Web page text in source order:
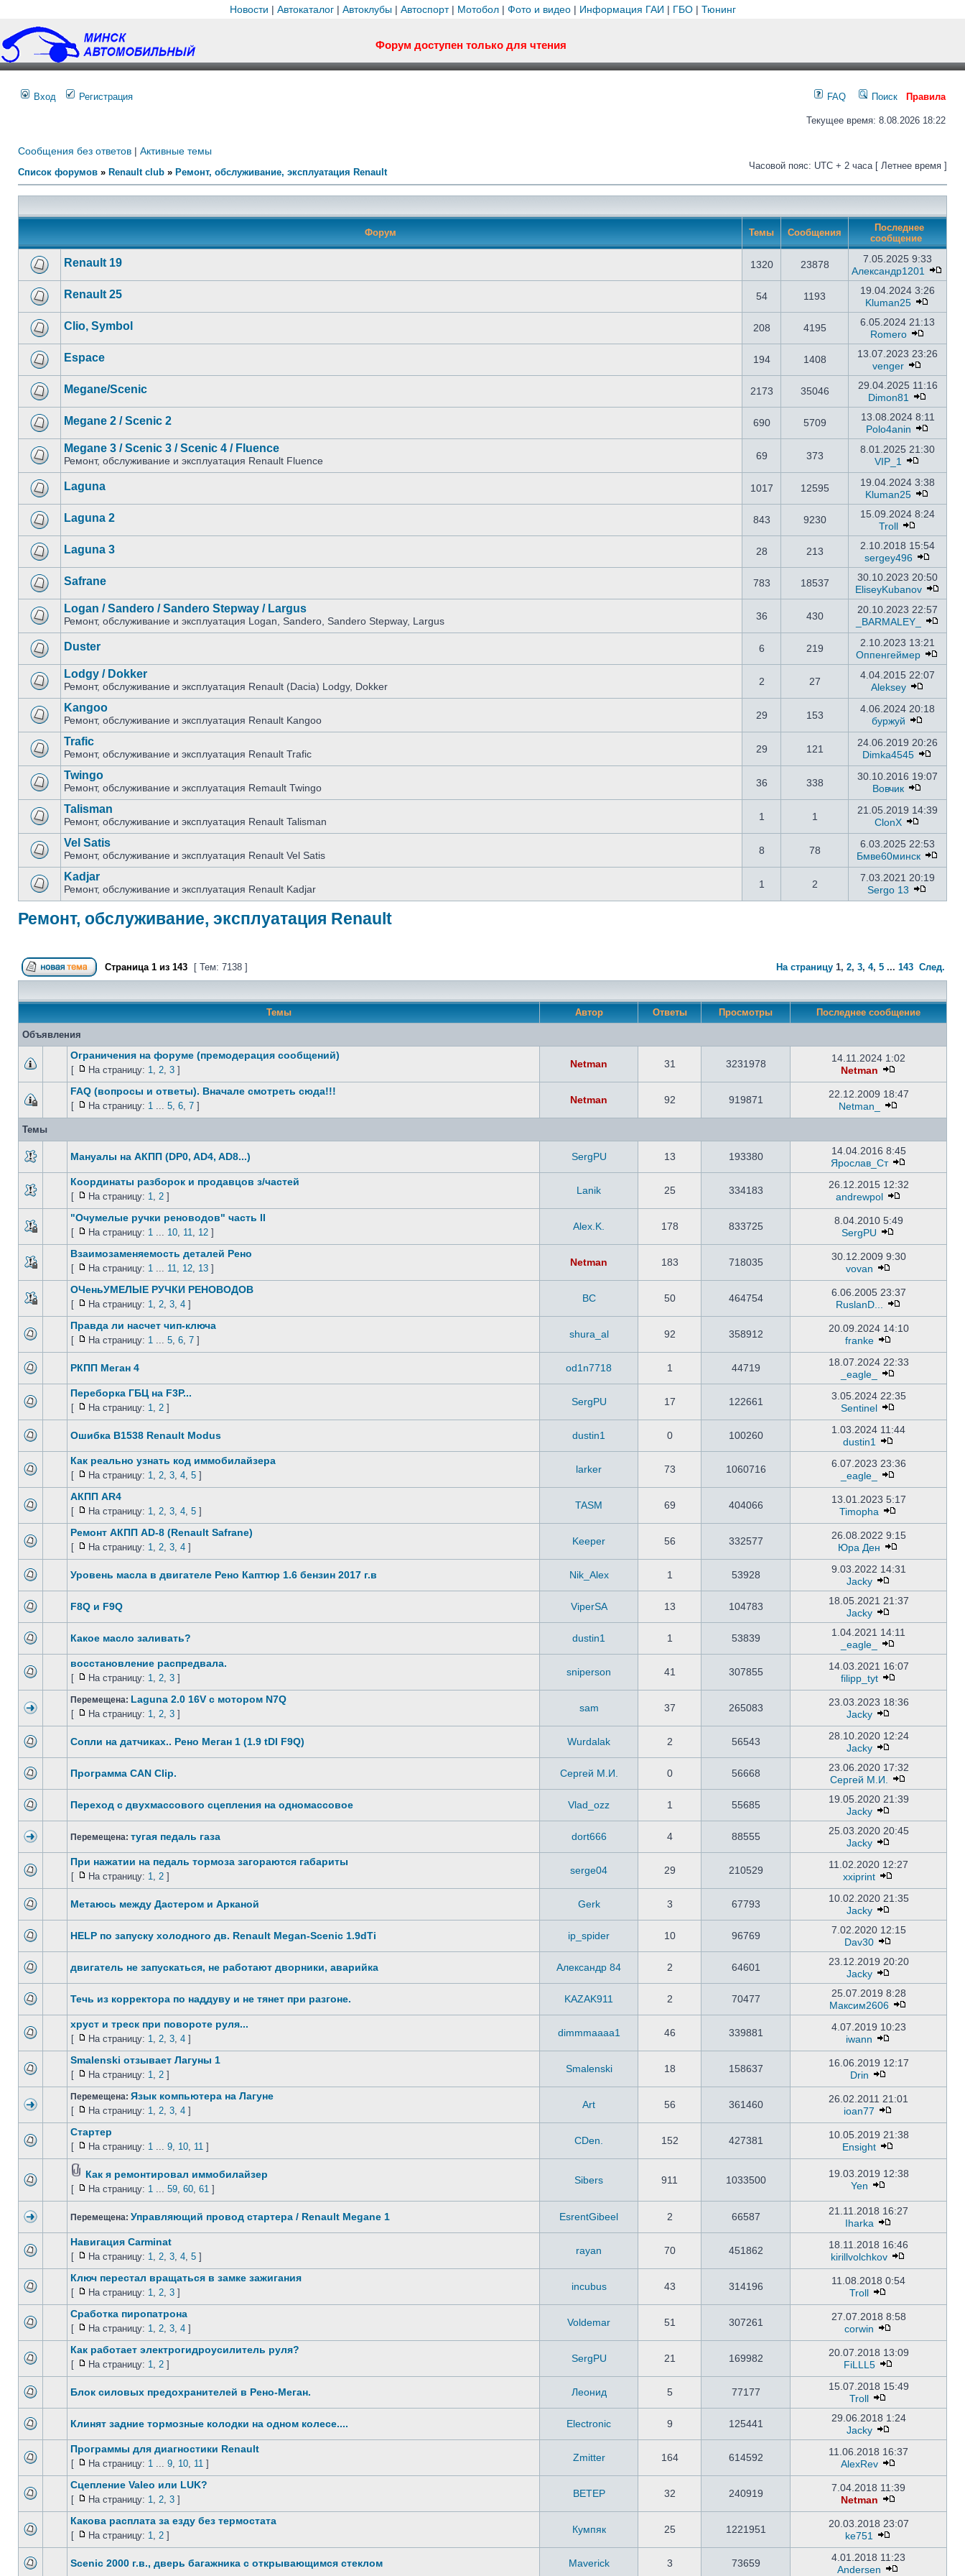
Новости | Автокаталог| Автоклубы| Автоспорт| Мотобол| Фото и видео| Информация ГАИ | ГБО| Тюнинг
Форум доступен только для чтения
Вход Регистрация FAQ Поиск Правила
Текущее время: 8.08.2026 18:22
Сообщения без ответов | Активные темы
Список форумов » Renault club » Ремонт, обслуживание, эксплуатация Renault
Часовой пояс: UTC + 2 часа [ Летнее время ]
Форум Темы Сообщения
Последнее
сообщение
Renault 19 1320 23878
7.05.2025 9:33
Александр1201
Renault 25 54 1193
19.04.2024 3:26
Kluman25
Clio, Symbol 208 4195
6.05.2024 21:13
Romero
Espace 194 1408
13.07.2023 23:26
venger
Megane/Scenic 2173 35046
29.04.2025 11:16
Dimon81
Megane 2 / Scenic 2 690 5709
13.08.2024 8:11
Polo4anin
Megane 3 / Scenic 3 / Scenic 4 / Fluence
Ремонт, обслуживание и эксплуатация Renault Fluence 69 373
8.01.2025 21:30
VIP_1
Laguna 1017 12595
19.04.2024 3:38
Kluman25
Laguna 2 843 9230
15.09.2024 8:24
Troll
Laguna 3 28 213
2.10.2018 15:54
sergey496
Safrane 783 18537
30.10.2023 20:50
EliseyKubanov
Logan / Sandero / Sandero Stepway / Largus
Ремонт, обслуживание и эксплуатация Logan, Sandero, Sandero Stepway, Largus 36 430
20.10.2023 22:57
_BARMALEY_
Duster 6 219
2.10.2023 13:21
Оппенгеймер
Lodgy / Dokker
Ремонт, обслуживание и эксплуатация Renault (Dacia) Lodgy, Dokker 2 27
4.04.2015 22:07
Aleksey
Kangoo
Ремонт, обслуживание и эксплуатация Renault Kangoo 29 153
4.06.2024 20:18
буржуй
Trafic
Ремонт, обслуживание и эксплуатация Renault Trafic 29 121
24.06.2019 20:26
Dimka4545
Twingo
Ремонт, обслуживание и эксплуатация Remault Twingo 36 338
30.10.2016 19:07
Вовчик
Talisman
Ремонт, обслуживание и эксплуатация Renault Talisman 1 1
21.05.2019 14:39
ClonX
Vel Satis
Ремонт, обслуживание и эксплуатация Renault Vel Satis 8 78
6.03.2025 22:53
Бмве60минск
Kadjar
Ремонт, обслуживание и эксплуатация Renault Kadjar 1 2
7.03.2021 20:19
Sergo 13
Ремонт, обслуживание, эксплуатация Renault
Страница 1 из 143 [ Тем: 7138 ] На страницу 1, 2, 3, 4, 5 ... 143 След.
Темы Автор Ответы Просмотры Последнее сообщение
Объявления
Ограничения на форуме (премодерация сообщений)
[ На страницу: 1, 2, 3 ]
Netman 31 3231978
14.11.2024 1:02
Netman
FAQ (вопросы и ответы). Вначале смотреть сюда!!!
[ На страницу: 1 ... 5, 6, 7 ]
Netman 92 919871
22.12.2009 18:47
Netman_
Темы
Мануалы на АКПП (DP0, AD4, AD8...) SergPU 13 193380
14.04.2016 8:45
Ярослав_Ст
Координаты разборок и продавцов з/частей
[ На страницу: 1, 2 ]
Lanik 25 334183
26.12.2015 12:32
andrewpol
"Очумелые ручки реноводов" часть II
[ На страницу: 1 ... 10, 11, 12 ]
Alex.K. 178 833725
8.04.2010 5:49
SergPU
Взаимозаменяемость деталей Рено
[ На страницу: 1 ... 11, 12, 13 ]
Netman 183 718035
30.12.2009 9:30
vovan
ОЧеньУМЕЛЫЕ РУЧКИ РЕНОВОДОВ
[ На страницу: 1, 2, 3, 4 ]
ВС 50 464754
6.06.2005 23:37
RuslanD...
Правда ли насчет чип-ключа
[ На страницу: 1 ... 5, 6, 7 ]
shura_al 92 358912
20.09.2024 14:10
franke
РКПП Меган 4 od1n7718 1 44719
18.07.2024 22:33
_eagle_
Переборка ГБЦ на F3P...
[ На страницу: 1, 2 ]
SergPU 17 122661
3.05.2024 22:35
Sentinel
Ошибка B1538 Renault Modus dustin1 0 100260
1.03.2024 11:44
dustin1
Как реально узнать код иммобилайзера
[ На страницу: 1, 2, 3, 4, 5 ]
larker 73 1060716
6.07.2023 23:36
_eagle_
АКПП AR4
[ На страницу: 1, 2, 3, 4, 5 ]
TASM 69 404066
13.01.2023 5:17
Timopha
Ремонт АКПП AD-8 (Renault Safrane)
[ На страницу: 1, 2, 3, 4 ]
Keeper 56 332577
26.08.2022 9:15
Юра Ден
Уровень масла в двигателе Рено Каптюр 1.6 бензин 2017 г.в Nik_Alex 1 53928
9.03.2022 14:31
Jacky
F8Q и F9Q ViperSA 13 104783
18.05.2021 21:37
Jacky
Какое масло заливать? dustin1 1 53839
1.04.2021 14:11
_eagle_
восстановление распредвала.
[ На страницу: 1, 2, 3 ]
sniperson 41 307855
14.03.2021 16:07
filipp_tyt
Перемещена: Laguna 2.0 16V с мотором N7Q
[ На страницу: 1, 2, 3 ]
sam 37 265083
23.03.2023 18:36
Jacky
Сопли на датчиках.. Рено Меган 1 (1.9 tDI F9Q) Wurdalak 2 56543
28.10.2020 12:24
Jacky
Программа CAN Clip. Сергей М.И. 0 56668
23.06.2020 17:32
Сергей М.И.
Переход с двухмассового сцепления на одномассовое Vlad_ozz 1 55685
19.05.2020 21:39
Jacky
Перемещена: тугая педаль газа dort666 4 88555
25.03.2020 20:45
Jacky
При нажатии на педаль тормоза загораются габариты
[ На страницу: 1, 2 ]
serge04 29 210529
11.02.2020 12:27
xxiprint
Метаюсь между Дастером и Арканой Gerk 3 67793
10.02.2020 21:35
Jacky
HELP по запуску холодного дв. Renault Megan-Scenic 1.9dTi ip_spider 10 96769
7.02.2020 12:15
Dav30
двигатель не запускаться, не работают дворники, аварийка Александр 84 2 64601
23.12.2019 20:20
Jacky
Течь из корректора по наддуву и не тянет при разгоне. KAZAK911 2 70477
25.07.2019 8:28
Максим2606
хруст и треск при повороте руля...
[ На страницу: 1, 2, 3, 4 ]
dimmmaaaa1 46 339881
4.07.2019 10:23
iwann
Smalenski отзывает Лагуны 1
[ На страницу: 1, 2 ]
Smalenski 18 158637
16.06.2019 12:17
Drin
Перемещена: Язык компьютера на Лагуне
[ На страницу: 1, 2, 3, 4 ]
Art 56 361460
26.02.2011 21:01
ioan77
Стартер
[ На страницу: 1 ... 9, 10, 11 ]
CDen. 152 427381
10.05.2019 21:38
Ensight
Как я ремонтировал иммобилайзер
[ На страницу: 1 ... 59, 60, 61 ]
Sibers 911 1033500
19.03.2019 12:38
Yen
Перемещена: Управляющий провод стартера / Renault Megane 1 EsrentGibeel 2 66587
21.11.2018 16:27
Iharka
Навигация Carminat
[ На страницу: 1, 2, 3, 4, 5 ]
rayan 70 451862
18.11.2018 16:46
kirillvolchkov
Ключ перестал вращаться в замке зажигания
[ На страницу: 1, 2, 3 ]
incubus 43 314196
11.08.2018 0:54
Troll
Сработка пиропатрона
[ На страницу: 1, 2, 3, 4 ]
Voldemar 51 307261
27.07.2018 8:58
corwin
Как работает электрогидроусилитель руля?
[ На страницу: 1, 2 ]
SergPU 21 169982
20.07.2018 13:09
FiLLL5
Блок силовых предохранителей в Рено-Меган. Леонид 5 77177
15.07.2018 15:49
Troll
Клинят задние тормозные колодки на одном колесе.... Electronic 9 125441
29.06.2018 1:24
Jacky
Программы для диагностики Renault
[ На страницу: 1 ... 9, 10, 11 ]
Zmitter 164 614592
11.06.2018 16:37
AlexRev
Сцепление Valeo или LUK?
[ На страницу: 1, 2, 3 ]
BETEP 32 240919
7.04.2018 11:39
Netman
Какова расплата за езду без термостата
[ На страницу: 1, 2 ]
Кумпяк 25 1221951
20.03.2018 23:07
ke751
Scenic 2000 г.в., дверь багажника с открывающимся стеклом Maverick 3 73659
4.01.2018 11:23
Andersen